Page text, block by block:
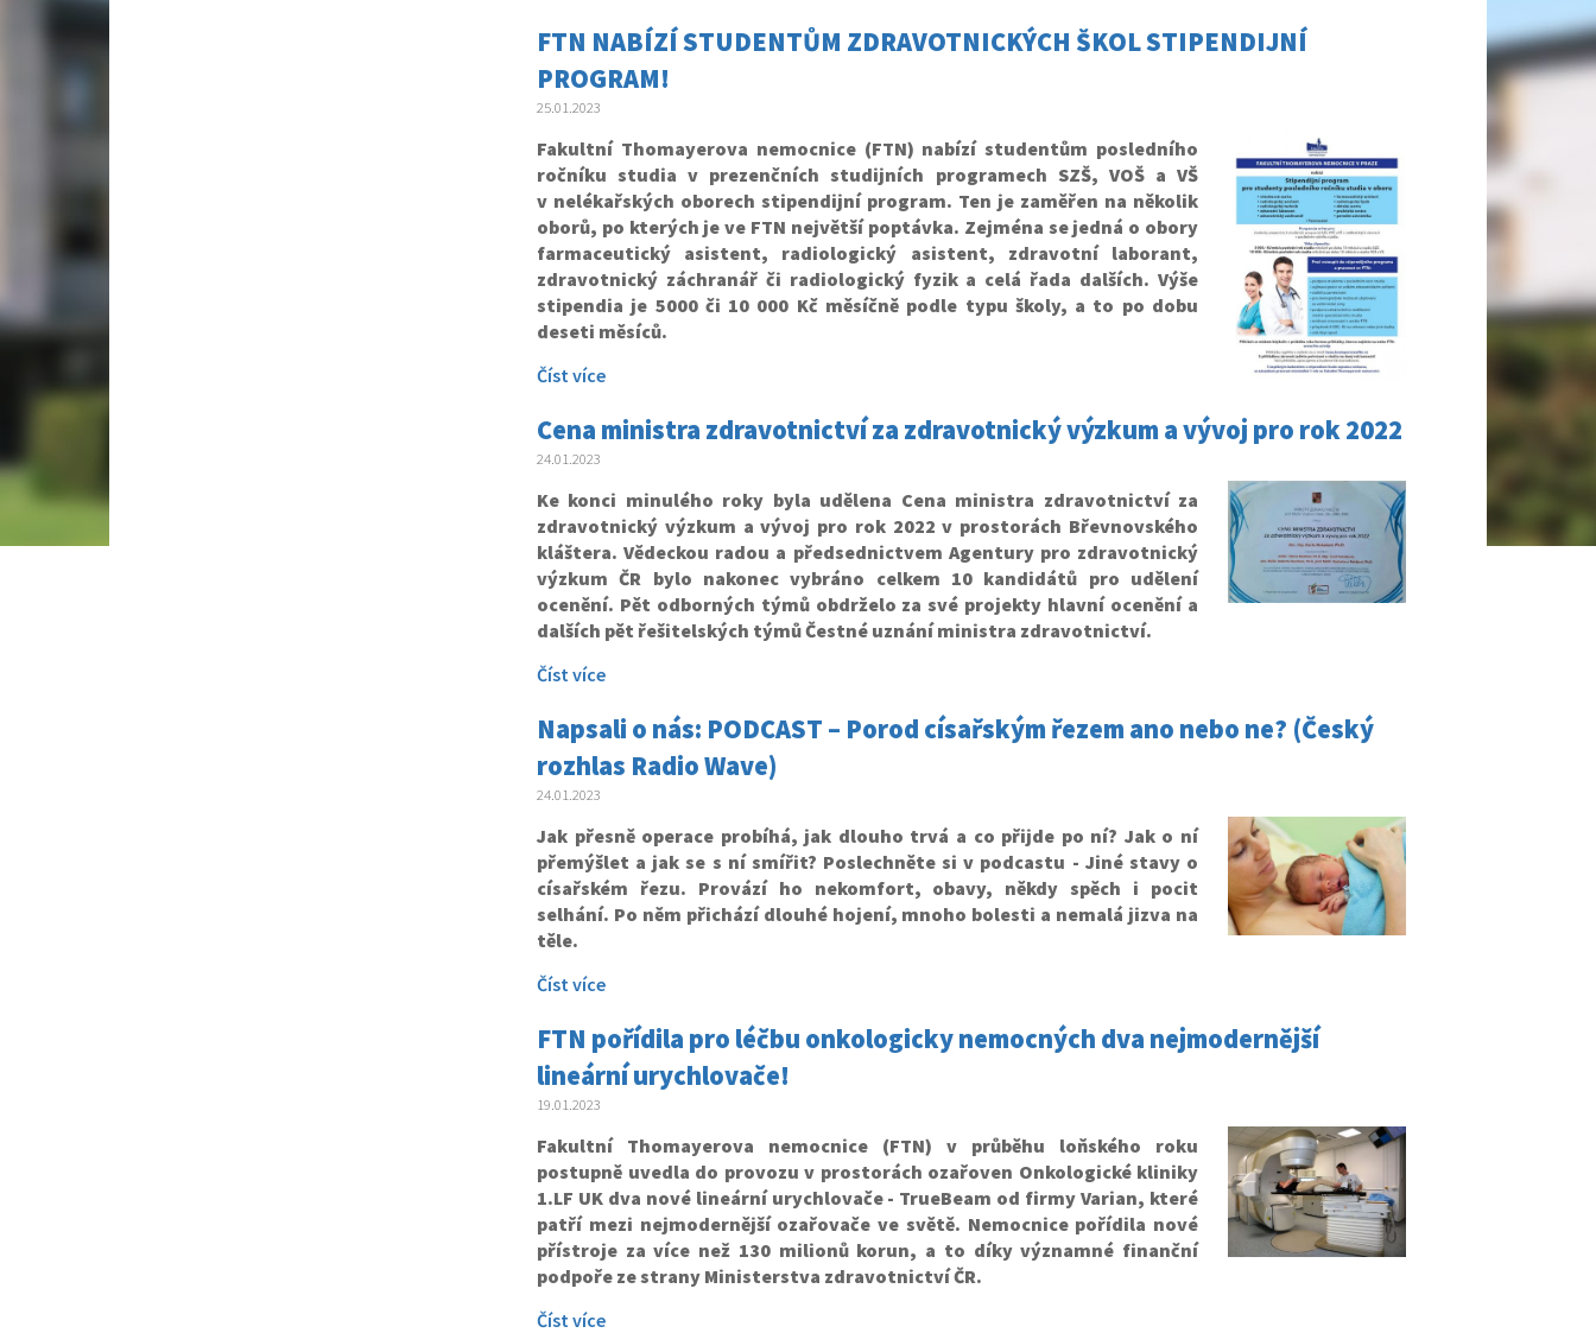
FTN NABÍZÍ STUDENTŮM ZDRAVOTNICKÝCH ŠKOL STIPENDIJNÍ
PROGRAM!
25.01.2023
Fakultní Thomayerova nemocnice (FTN) nabízí studentům posledního
ročníku studia v prezenčních studijních programech SZŠ, VOŠ a VŠ
v nelékařských oborech stipendijní program. Ten je zaměřen na několik
oborů, po kterých je ve FTN největší poptávka. Zejména se jedná o obory
farmaceutický asistent, radiologický asistent, zdravotní laborant,
zdravotnický záchranář či radiologický fyzik a celá řada dalších. Výše
stipendia je 5000 či 10 000 Kč měsíčně podle typu školy, a to po dobu
deseti měsíců.
Číst více
Cena ministra zdravotnictví za zdravotnický výzkum a vývoj pro rok 2022
24.01.2023
Ke konci minulého roky byla udělena Cena ministra zdravotnictví za
zdravotnický výzkum a vývoj pro rok 2022 v prostorách Břevnovského
kláštera. Vědeckou radou a předsednictvem Agentury pro zdravotnický
výzkum ČR bylo nakonec vybráno celkem 10 kandidátů pro udělení
ocenění. Pět odborných týmů obdrželo za své projekty hlavní ocenění a
dalších pět řešitelských týmů Čestné uznání ministra zdravotnictví.
Číst více
Napsali o nás: PODCAST – Porod císařským řezem ano nebo ne? (Český
rozhlas Radio Wave)
24.01.2023
Jak přesně operace probíhá, jak dlouho trvá a co přijde po ní? Jak o ní
přemýšlet a jak se s ní smířit? Poslechněte si v podcastu - Jiné stavy o
císařském řezu. Provází ho nekomfort, obavy, někdy spěch i pocit
selhání. Po něm přichází dlouhé hojení, mnoho bolesti a nemalá jizva na
těle.
Číst více
FTN pořídila pro léčbu onkologicky nemocných dva nejmodernější
lineární urychlovače!
19.01.2023
Fakultní Thomayerova nemocnice (FTN) v průběhu loňského roku
postupně uvedla do provozu v prostorách ozařoven Onkologické kliniky
1.LF UK dva nové lineární urychlovače - TrueBeam od firmy Varian, které
patří mezi nejmodernější ozařovače ve světě. Nemocnice pořídila nové
přístroje za více než 130 milionů korun, a to díky významné finanční
podpoře ze strany Ministerstva zdravotnictví ČR.
Číst více